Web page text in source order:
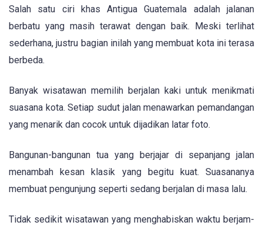
Salah satu ciri khas Antigua Guatemala adalah jalanan
berbatu yang masih terawat dengan baik. Meski terlihat
sederhana, justru bagian inilah yang membuat kota ini terasa
berbeda.
Banyak wisatawan memilih berjalan kaki untuk menikmati
suasana kota. Setiap sudut jalan menawarkan pemandangan
yang menarik dan cocok untuk dijadikan latar foto.
Bangunan-bangunan tua yang berjajar di sepanjang jalan
menambah kesan klasik yang begitu kuat. Suasananya
membuat pengunjung seperti sedang berjalan di masa lalu.
Tidak sedikit wisatawan yang menghabiskan waktu berjam-